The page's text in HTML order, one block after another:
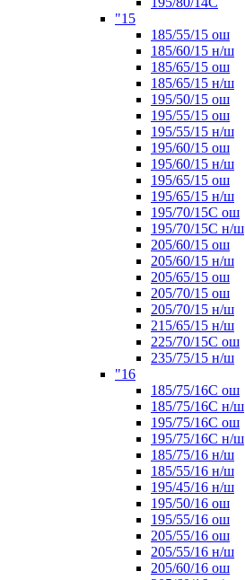
"15
185/55/15 ош
185/60/15 н/ш
185/65/15 ош
185/65/15 н/ш
195/50/15 ош
195/55/15 ош
195/55/15 н/ш
195/60/15 ош
195/60/15 н/ш
195/65/15 ош
195/65/15 н/ш
195/70/15С ош
195/70/15С н/ш
205/60/15 ош
205/60/15 н/ш
205/65/15 ош
205/70/15 ош
205/70/15 н/ш
215/65/15 н/ш
225/70/15С ош
235/75/15 н/ш
"16
185/75/16С ош
185/75/16С н/ш
195/75/16С ош
195/75/16С н/ш
185/75/16 н/ш
185/55/16 н/ш
195/45/16 н/ш
195/50/16 ош
195/55/16 ош
205/55/16 ош
205/55/16 н/ш
205/60/16 ош